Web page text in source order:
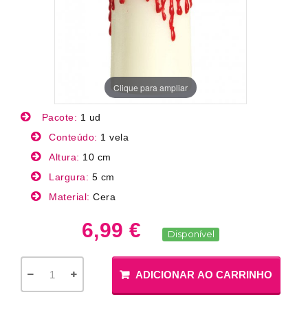
Clique para ampliar
Pacote: 1 ud
Conteúdo: 1 vela
Altura: 10 cm
Largura: 5 cm
Material: Cera
6,99 € Disponível
ADICIONAR AO CARRINHO